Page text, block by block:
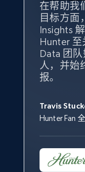
在帮助我
目标方面
Insights
Hunter
Data 团
人，并始
报。
Travis
Hunter Fan
Bright
持了我们
类别的市
竞争对手
售情况则
销团队扩
Overstock
我们之所
Insights
售情况，
重要的竞
Yael
Keter 的市场
借助
我们获得
竞争格局
独特且全
Beverly
Kingston